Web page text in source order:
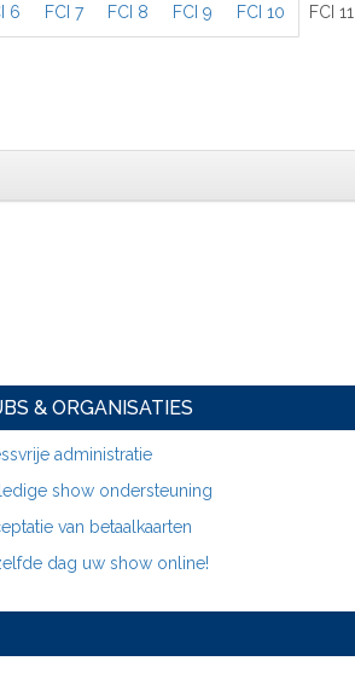
6 FCI 7 FCI 8 FCI 9 FCI 10 FCI 11
& ORGANISATIES
administratie
show ondersteuning
van betaalkaarten
dag uw show online!